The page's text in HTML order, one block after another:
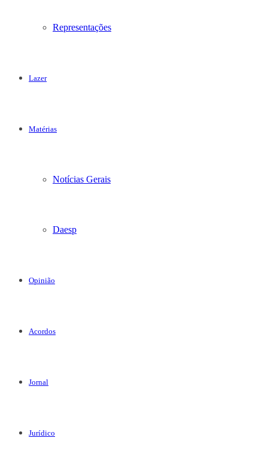
Representações
Lazer
Matérias
Notícias Gerais
Daesp
Opinião
Acordos
Jornal
Jurídico